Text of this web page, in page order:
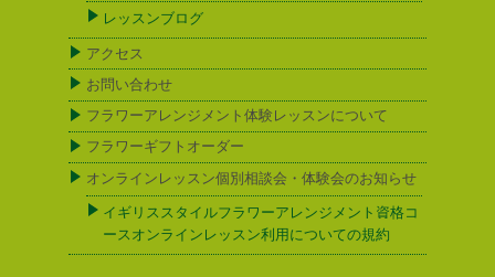
レッスンブログ
アクセス
お問い合わせ
フラワーアレンジメント体験レッスンについて
フラワーギフトオーダー
オンラインレッスン個別相談会・体験会のお知らせ
イギリススタイルフラワーアレンジメント資格コ
ースオンラインレッスン利用についての規約